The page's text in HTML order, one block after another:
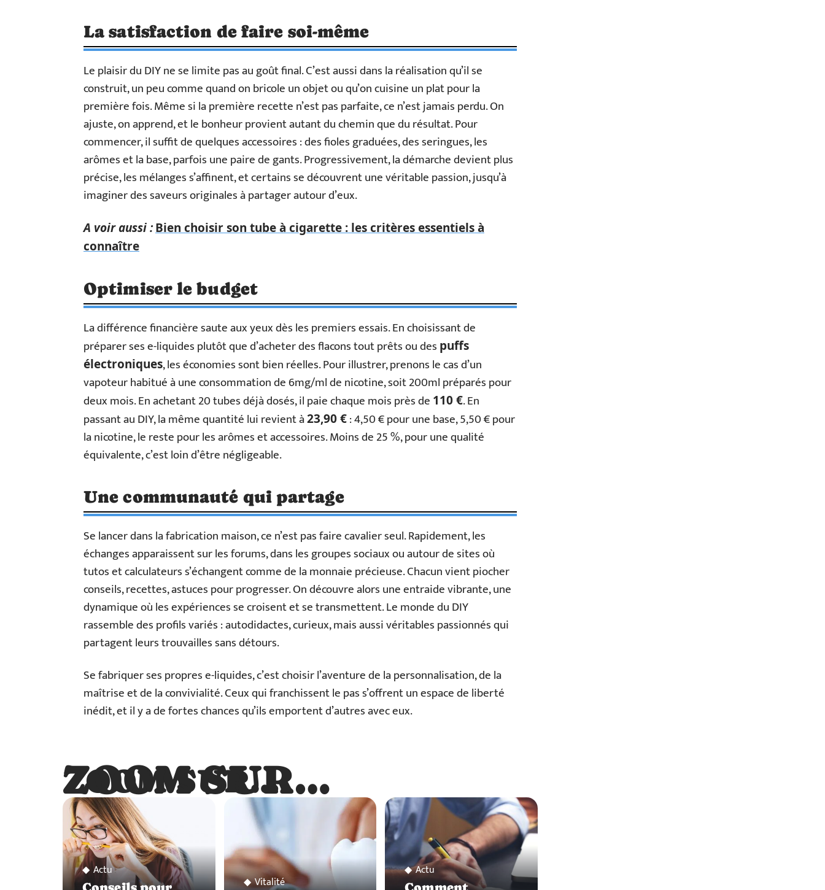
La satisfaction de faire soi-même
Le plaisir du DIY ne se limite pas au goût final. C’est aussi dans la réalisation qu’il se
construit, un peu comme quand on bricole un objet ou qu’on cuisine un plat pour la
première fois. Même si la première recette n’est pas parfaite, ce n’est jamais perdu. On
ajuste, on apprend, et le bonheur provient autant du chemin que du résultat. Pour
commencer, il suffit de quelques accessoires : des fioles graduées, des seringues, les
arômes et la base, parfois une paire de gants. Progressivement, la démarche devient plus
précise, les mélanges s’affinent, et certains se découvrent une véritable passion, jusqu’à
imaginer des saveurs originales à partager autour d’eux.
A voir aussi :Bien choisir son tube à cigarette : les critères essentiels à
connaître
Optimiser le budget
La différence financière saute aux yeux dès les premiers essais. En choisissant de
préparer ses e-liquides plutôt que d’acheter des flacons tout prêts ou des puffs
électroniques, les économies sont bien réelles. Pour illustrer, prenons le cas d’un
vapoteur habitué à une consommation de 6mg/ml de nicotine, soit 200ml préparés pour
deux mois. En achetant 20 tubes déjà dosés, il paie chaque mois près de 110 €. En
passant au DIY, la même quantité lui revient à23,90 €: 4,50 € pour une base, 5,50 € pour
la nicotine, le reste pour les arômes et accessoires. Moins de 25 %, pour une qualité
équivalente, c’est loin d’être négligeable.
Une communauté qui partage
Se lancer dans la fabrication maison, ce n’est pas faire cavalier seul. Rapidement, les
échanges apparaissent sur les forums, dans les groupes sociaux ou autour de sites où
tutos et calculateurs s’échangent comme de la monnaie précieuse. Chacun vient piocher
conseils, recettes, astuces pour progresser. On découvre alors une entraide vibrante, une
dynamique où les expériences se croisent et se transmettent. Le monde du DIY
rassemble des profils variés : autodidactes, curieux, mais aussi véritables passionnés qui
partagent leurs trouvailles sans détours.
Se fabriquer ses propres e-liquides, c’est choisir l’aventure de la personnalisation, de la
maîtrise et de la convivialité. Ceux qui franchissent le pas s’offrent un espace de liberté
inédit, et il y a de fortes chances qu’ils emportent d’autres avec eux.
ZOOM SUR…
ZOOM SUR…
Actu
Vitalité
Actu